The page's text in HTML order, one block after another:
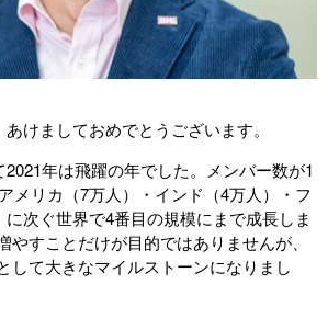
けましておめでとうございます。
年は飛躍の年でした。メンバー数が1
メリカ（7万人）・インド（4万人）・フ
次ぐ世界で4番目の規模にまで成長しま
やすことだけが目的ではありませんが、
して大きなマイルストーンになりまし